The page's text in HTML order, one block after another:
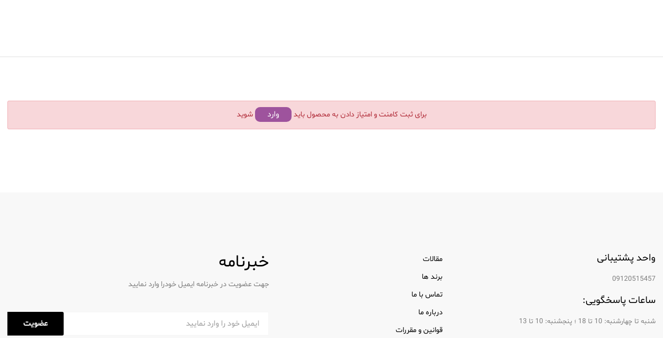
برای ثبت کامنت و امتیاز دادن به محصول باید وارد شوید
واحد پشتیبانی
09120515457
ساعات پاسخگویی:
شنبه تا چهارشنبه: 10 تا 18 ؛ پنجشنبه: 10 تا 13
مقالات
برند ها
تماس با ما
درباره ما
قوانین و مقررات
خبرنامه
جهت عضویت در خبرنامه ایمیل خودرا وارد نمایید
عضویت